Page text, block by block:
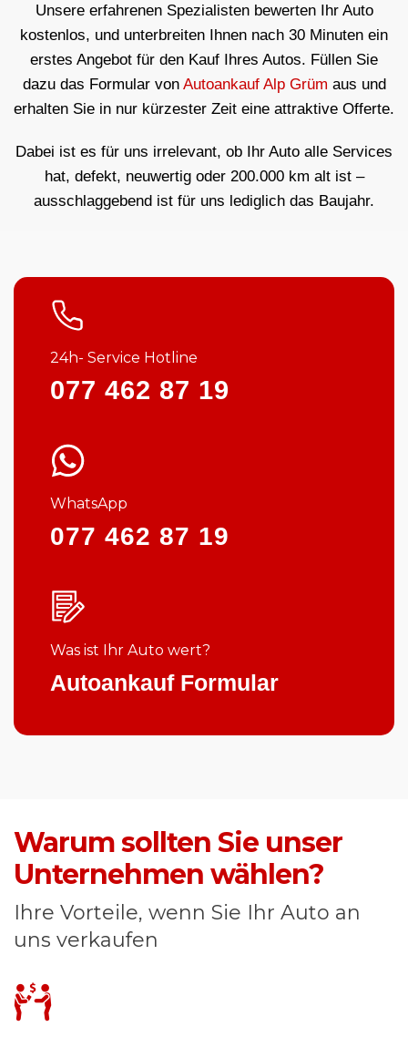
Unsere erfahrenen Spezialisten bewerten Ihr Auto
kostenlos, und unterbreiten Ihnen nach 30 Minuten ein
erstes Angebot für den Kauf Ihres Autos. Füllen Sie
dazu das Formular von Autoankauf Alp Grüm aus und
erhalten Sie in nur kürzester Zeit eine attraktive Offerte.
Dabei ist es für uns irrelevant, ob Ihr Auto alle Services
hat, defekt, neuwertig oder 200.000 km alt ist –
ausschlaggebend ist für uns lediglich das Baujahr.
24h- Service Hotline
077 462 87 19
WhatsApp
077 462 87 19
Was ist Ihr Auto wert?
Autoankauf Formular
Warum sollten Sie unser
Unternehmen wählen?
Ihre Vorteile, wenn Sie Ihr Auto an
uns verkaufen